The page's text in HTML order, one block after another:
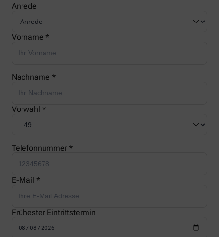
Anrede
Vorname *
Nachname *
Vorwahl *
Telefonnummer *
E-Mail *
Frühester Eintrittstermin